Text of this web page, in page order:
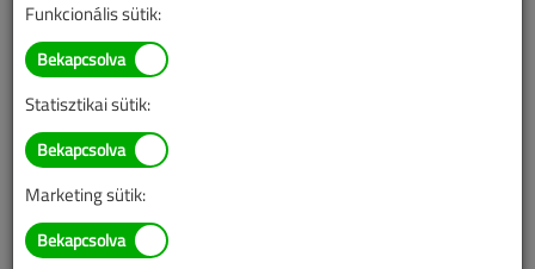
Lapszám:
Épületvillamosság
Ívhibák és érzékelésük
2022/4. lapszám|
Funkcionális sütik:
Statisztikai sütik:
Marketing sütik: